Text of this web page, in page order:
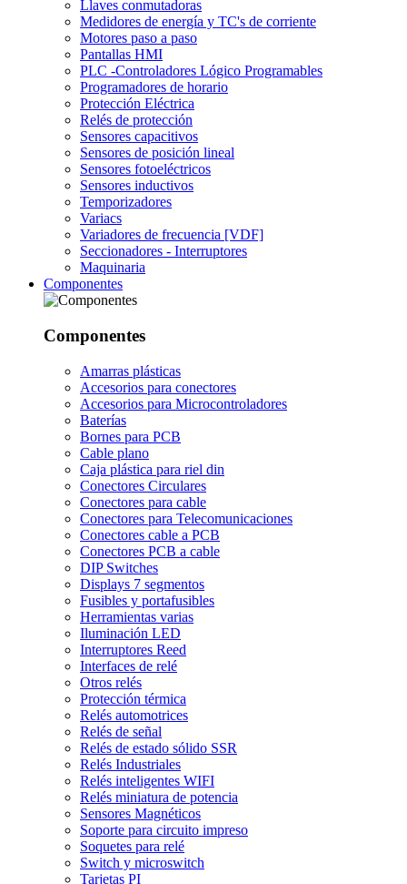
Llaves conmutadoras
Medidores de energía y TC's de corriente
Motores paso a paso
Pantallas HMI
PLC -Controladores Lógico Programables
Programadores de horario
Protección Eléctrica
Relés de protección
Sensores capacitivos
Sensores de posición lineal
Sensores fotoeléctricos
Sensores inductivos
Temporizadores
Variacs
Variadores de frecuencia [VDF]
Seccionadores - Interruptores
Maquinaria
Componentes
Componentes
Amarras plásticas
Accesorios para conectores
Accesorios para Microcontroladores
Baterías
Bornes para PCB
Cable plano
Caja plástica para riel din
Conectores Circulares
Conectores para cable
Conectores para Telecomunicaciones
Conectores cable a PCB
Conectores PCB a cable
DIP Switches
Displays 7 segmentos
Fusibles y portafusibles
Herramientas varias
Iluminación LED
Interruptores Reed
Interfaces de relé
Otros relés
Protección térmica
Relés automotrices
Relés de señal
Relés de estado sólido SSR
Relés Industriales
Relés inteligentes WIFI
Relés miniatura de potencia
Sensores Magnéticos
Soporte para circuito impreso
Soquetes para relé
Switch y microswitch
Tarjetas PI